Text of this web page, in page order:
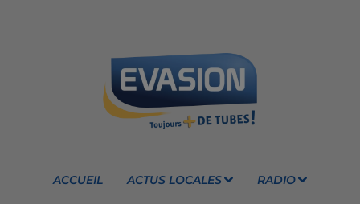
ACCUEIL ACTUS LOCALES RADIO